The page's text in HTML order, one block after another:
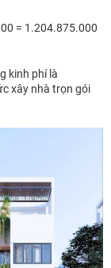
= 1.204.875.000
kinh phí là
xây nhà trọn gói